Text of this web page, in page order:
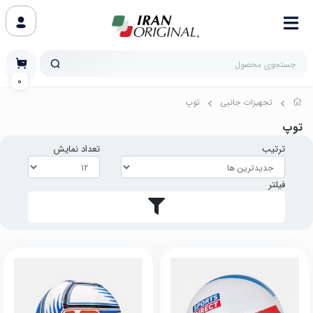
تجهیزات جانبی توپ
توپ
ترتیب تعداد نمایش
فیلتر
0